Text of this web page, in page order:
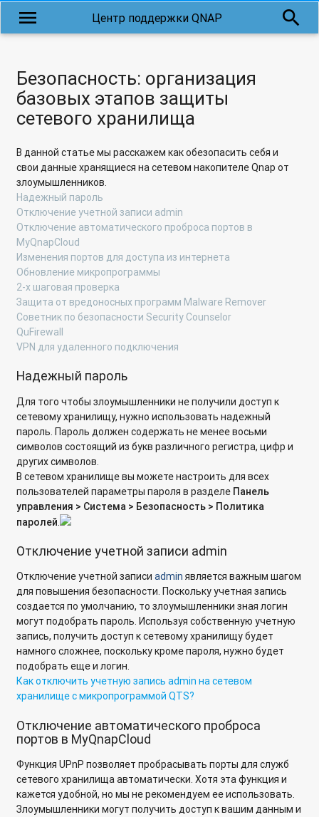
menu
хранилище QNAP при помощи программы NetBak Replicator
Создание, управление и восстановление файлов из
хранилищах QNAP SMB
Резервное копирование данных с сетевого хранилища на
облачный сервис Symform
файлы и папки?
Почему появилась папка /lost+found/ на устройстве USB
после использования его в сетевом накопителе?
Список процессов, отображаемых в диспетчере задач
сетевого накопителя Qnap
Имеют ли сетевые хранилища QNAP поддержку Virtio
Framework для сетевых интерфейсов и дисковых
контроллеров виртуальных машин?
Подключение к iSCSI Target, созданной на сетевом
хранилище с ОС Linux
Проверка ресурсов сетевого хранилища антивирусом,
Использование встроенного антивируса на хранилище
QNAP с микропрограммой QTS
Подключение к цели iSCSI, при помощи утилиты globalSAN
initiator в ОС Mac OS
Каким образом настроить сетевое хранилище QNAP, чтобы
он выступал в качестве хранилища видеоархива Milestone
Могут ли жесткие диски оставаться в режиме spin down
(режим прекращения вращения жесткого диска) с целью
экономии энергии, когда осуществляется доступ только к
странице администрирования?
Почему мой жесткий диск переходит в спящий режим
позднее установленного времени?
Что означает сообщение Disk Full, когда существует
несколько томов на диске?
Можно на сетевом накопителе QNAP выделять разделы на
жестком диске?
Почему при подключении внешнего жесткого диска USB к
сетевому накопителю QNAP емкость диска отображается
как 0MB?
Центр поддержки QNAP search
Безопасность: организация
базовых этапов защиты
сетевого хранилища
В данной статье мы расскажем как обезопасить себя и
свои данные хранящиеся на сетевом накопителе Qnap от
злоумышленников.
Надежный пароль
Отключение учетной записи admin
Отключение автоматического проброса портов в
MyQnapCloud
Изменения портов для доступа из интернета
Обновление микропрограммы
2-х шаговая проверка
Защита от вредоносных программ Malware Remover
Советник по безопасности Security Counselor
QuFirewall
VPN для удаленного подключения
Надежный пароль
Для того чтобы злоумышленники не получили доступ к
сетевому хранилищу, нужно использовать надежный
пароль. Пароль должен содержать не менее восьми
символов состоящий из букв различного регистра, цифр и
других символов.
В сетевом хранилище вы можете настроить для всех
пользователей параметры пароля в разделе Панель
управления > Система > Безопасность > Политика
паролей.
Отключение учетной записи admin
Отключение учетной записиadmin является важным шагом
для повышения безопасности. Поскольку учетная запись
создается по умолчанию, то злоумышленники зная логин
могут подобрать пароль. Используя собственную учетную
запись, получить доступ к сетевому хранилищу будет
намного сложнее, поскольку кроме пароля, нужно будет
подобрать еще и логин.
Как отключить учетную запись admin на сетевом
хранилище с микропрограммой QTS?
Отключение автоматического проброса
портов в MyQnapCloud
Функция UPnP позволяет пробрасывать порты для служб
сетевого хранилища автоматически. Хотя эта функция и
кажется удобной, но мы не рекомендуем ее использовать.
Злоумышленники могут получить доступ к вашим данным и